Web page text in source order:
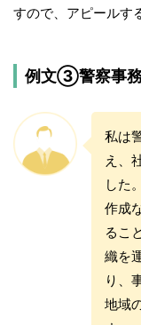
すので、アピールす
例文③警察事
私は
え、
した
作成
るこ
織を
り、
地域